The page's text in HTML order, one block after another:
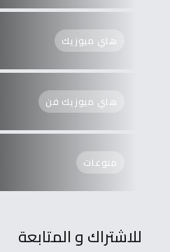
هاي ميوزيك
هاي ميوزيك فن
منوعات
للاشتراك و المتابعة